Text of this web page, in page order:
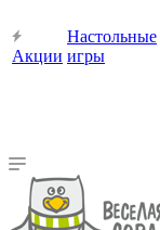
Акции
Настольные
игры